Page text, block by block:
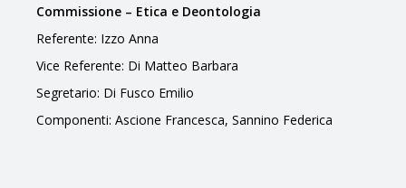
Commissione – Etica e Deontologia
Referente: Izzo Anna
Vice Referente: Di Matteo Barbara
Segretario: Di Fusco Emilio
Componenti: Ascione Francesca, Sannino Federica